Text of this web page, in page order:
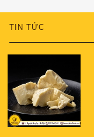
TIN TỨC